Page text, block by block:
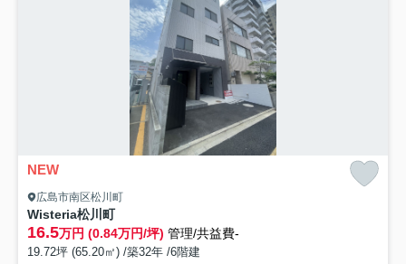
NEW
広島市南区松川町
Wisteria松川町
16.5万円 (0.84万円/坪) 管理/共益費-
19.72坪 (65.20㎡) /築32年 /6階建